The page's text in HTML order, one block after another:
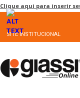
Clique aqui para inserir
SITE INSTITUCIONAL